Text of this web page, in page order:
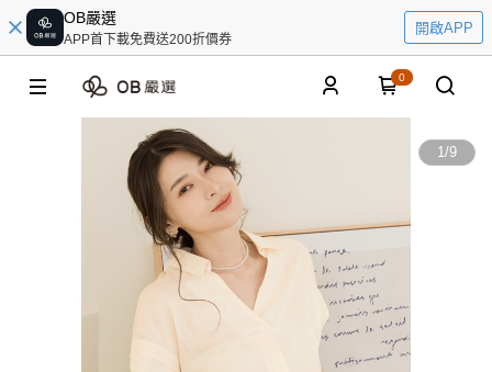
OB嚴選
APP首下載免費送200折價券
開啟APP
0
1/9